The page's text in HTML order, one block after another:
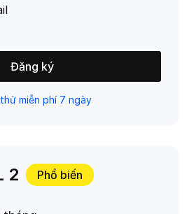
Đăng ký
miễn phí 7 ngày
2 Phổ biến